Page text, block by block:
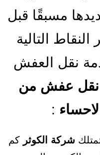
مسبقًا قبل
النقاط التالية
نقل العفش
عفش من
:
شركة الكوثر كم